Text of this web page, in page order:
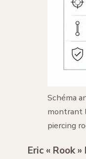
Schéma
montrant
piercing
Eric « Rook